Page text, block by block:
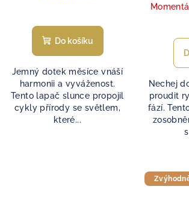
Do košíku
Jemný dotek měsíce vnáší
harmonii a vyváženost.
Tento lapač slunce propojil
cykly přírody se světlem,
které...
Nechej
proudit
fází.